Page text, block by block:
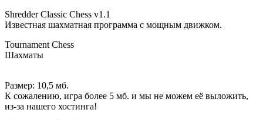
Shredder Classic Chess v1.1
Известная шахматная программа с мощным движком.
Tournament Chess
Шахматы
Размер: 10,5 мб.
К сожалению, игра более 5 мб. и мы не можем её выложить,
из-за нашего хостинга!